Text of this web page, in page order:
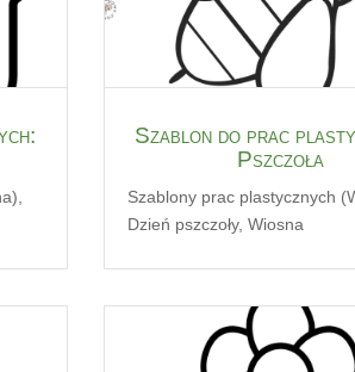
Szablon do prac
Pszczoła
Szablony prac plastycznych
Dzień pszczoły, Wiosna